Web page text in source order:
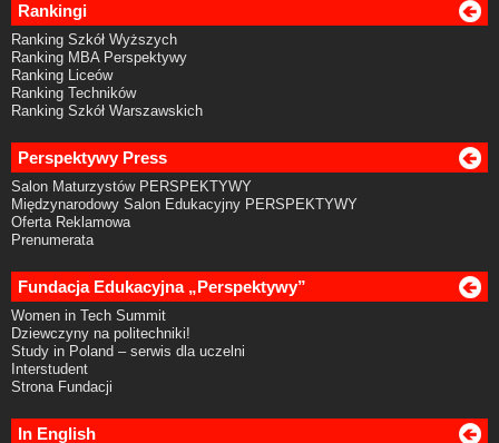
Rankingi
Ranking Szkół Wyższych
Ranking MBA Perspektywy
Ranking Liceów
Ranking Techników
Ranking Szkół Warszawskich
Perspektywy Press
Salon Maturzystów PERSPEKTYWY
Międzynarodowy Salon Edukacyjny PERSPEKTYWY
Oferta Reklamowa
Prenumerata
Fundacja Edukacyjna „Perspektywy”
Women in Tech Summit
Dziewczyny na politechniki!
Study in Poland – serwis dla uczelni
Interstudent
Strona Fundacji
In English